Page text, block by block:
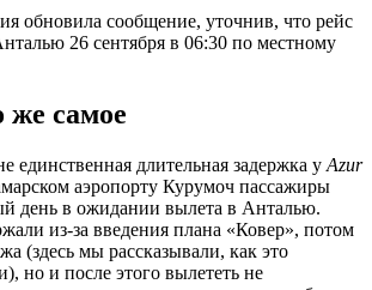
обновила сообщение, уточнив, что рейс
26 сентября в 06:30 по местному
же самое
единственная длительная задержка у Azur
аэропорту Курумоч пассажиры
день в ожидании вылета в Анталью.
из-за введения плана «Ковер», потом
(здесь мы рассказывали, как это
но и после этого вылететь не